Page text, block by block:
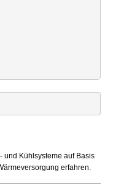
und Kühlsysteme auf Basis
erfahren.